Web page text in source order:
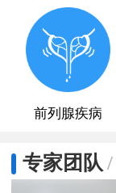
前列腺疾病
专家团队 /